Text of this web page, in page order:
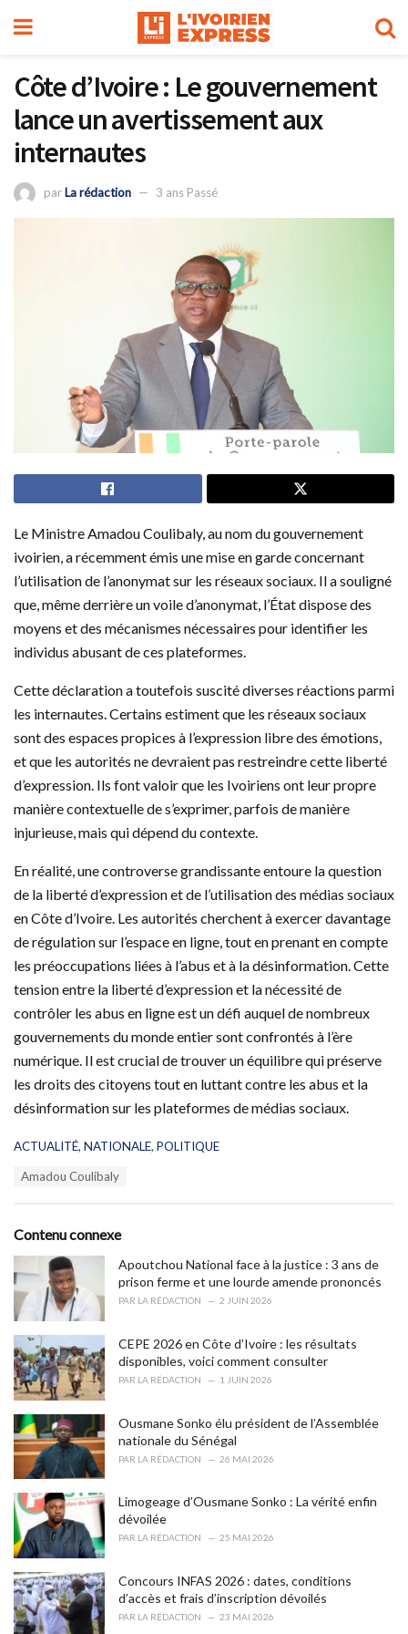
Côte d’Ivoire : Le gouvernement
lance un avertissement aux
internautes
parLa rédaction 3 ans Passé
Le Ministre Amadou Coulibaly, au nom du gouvernement
ivoirien, a récemment émis une mise en garde concernant
l’utilisation de l’anonymat sur les réseaux sociaux. Il a souligné
que, même derrière un voile d’anonymat, l’État dispose des
moyens et des mécanismes nécessaires pour identifier les
individus abusant de ces plateformes.
Cette déclaration a toutefois suscité diverses réactions parmi
les internautes. Certains estiment que les réseaux sociaux
sont des espaces propices à l’expression libre des émotions,
et que les autorités ne devraient pas restreindre cette liberté
d’expression. Ils font valoir que les Ivoiriens ont leur propre
manière contextuelle de s’exprimer, parfois de manière
injurieuse, mais qui dépend du contexte.
En réalité, une controverse grandissante entoure la question
de la liberté d’expression et de l’utilisation des médias sociaux
en Côte d’Ivoire. Les autorités cherchent à exercer davantage
de régulation sur l’espace en ligne, tout en prenant en compte
les préoccupations liées à l’abus et à la désinformation. Cette
tension entre la liberté d’expression et la nécessité de
contrôler les abus en ligne est un défi auquel de nombreux
gouvernements du monde entier sont confrontés à l’ère
numérique. Il est crucial de trouver un équilibre qui préserve
les droits des citoyens tout en luttant contre les abus et la
désinformation sur les plateformes de médias sociaux.
C
o
r
i
e
s
:
ACTUALITÉ, NATIONALE, POLITIQUE
:
Amadou Coulibaly
Contenu connexe
Apoutchou National face à la justice : 3 ans de
prison ferme et une lourde amende prononcés
PAR LA RÉDACTION 2 JUIN 2026
CEPE 2026 en Côte d’Ivoire : les résultats
disponibles, voici comment consulter
PAR LA RÉDACTION 1 JUIN 2026
Ousmane Sonko élu président de l’Assemblée
nationale du Sénégal
PAR LA RÉDACTION 26 MAI 2026
Limogeage d’Ousmane Sonko : La vérité enfin
dévoilée
PAR LA RÉDACTION 25 MAI 2026
Concours INFAS 2026 : dates, conditions
d’accès et frais d’inscription dévoilés
PAR LA RÉDACTION 23 MAI 2026